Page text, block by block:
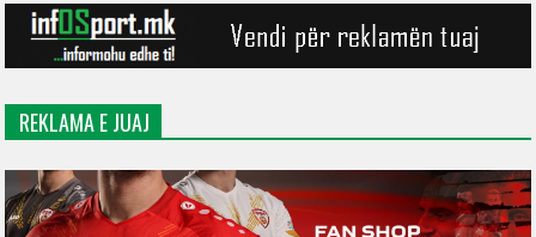
REKLAMA E JUAJ